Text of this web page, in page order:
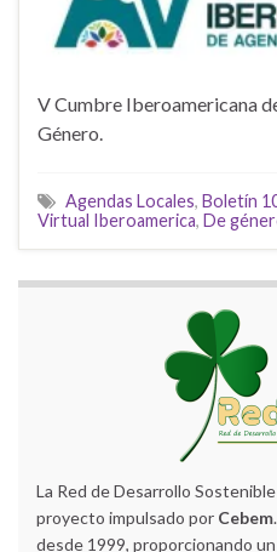
V Cumbre Iberoamericana
Género.
Agendas Locales, Boletín
Virtual Iberoamerica, De
La Red de Desarrollo
proyecto impulsado por Cebem
desde 1999, proporcionando